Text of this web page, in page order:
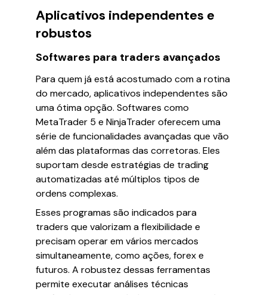
Aplicativos independentes e
robustos
Softwares para traders avançados
Para quem já está acostumado com a rotina
do mercado, aplicativos independentes são
uma ótima opção. Softwares como
MetaTrader 5 e NinjaTrader oferecem uma
série de funcionalidades avançadas que vão
além das plataformas das corretoras. Eles
suportam desde estratégias de trading
automatizadas até múltiplos tipos de
ordens complexas.
Esses programas são indicados para
traders que valorizam a flexibilidade e
precisam operar em vários mercados
simultaneamente, como ações, forex e
futuros. A robustez dessas ferramentas
permite executar análises técnicas